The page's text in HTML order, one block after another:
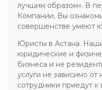
лучшим образом». В
Компании, Вы
совершенстве умеют
Юристы в Астана.
юридические и
бизнеса и не
услуги не зависимо
сотрудники приедут